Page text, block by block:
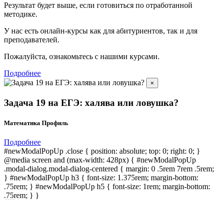
Результат будет выше, если готовиться по отработанной
методике.
У нас есть онлайн-курсы как для абитуриентов, так и для
преподавателей.
Пожалуйста, ознакомьтесь с нашими курсами.
Подробнее
×
Задача 19 на ЕГЭ: халява или ловушка?
Математика Профиль
Подробнее
#newModalPopUp .close { position: absolute; top: 0; right: 0; }
@media screen and (max-width: 428px) { #newModalPopUp
.modal-dialog.modal-dialog-centered { margin: 0 .5rem 7rem .5rem;
} #newModalPopUp h3 { font-size: 1.375rem; margin-bottom:
.75rem; } #newModalPopUp h5 { font-size: 1rem; margin-bottom:
.75rem; } }